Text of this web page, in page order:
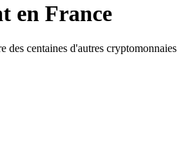
en France
centaines d'autres